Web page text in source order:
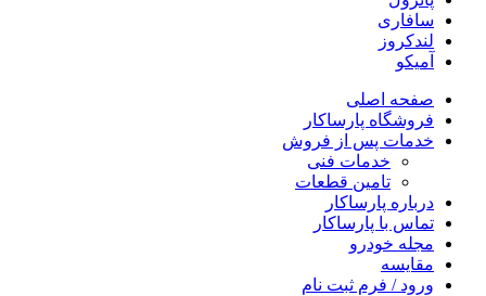
سافاری
لندکروز
آمیکو
صفحه اصلی
فروشگاه پارساکار
خدمات پس از فروش
خدمات فنی
تامین قطعات
درباره پارساکار
تماس با پارساکار
مجله خودرو
مقایسه
ورود / فرم ثبت نام